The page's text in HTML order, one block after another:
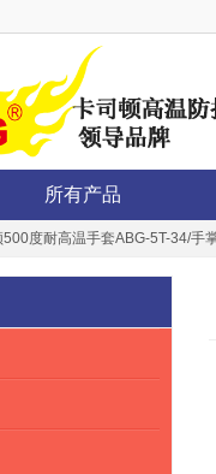
所有产品
500度耐高温手套ABG-5T-34/手